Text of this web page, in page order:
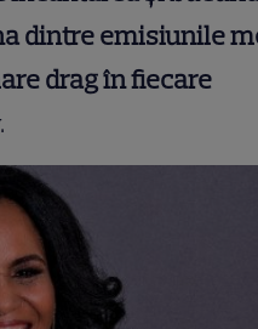
dintre emisiunile
drag în fiecare